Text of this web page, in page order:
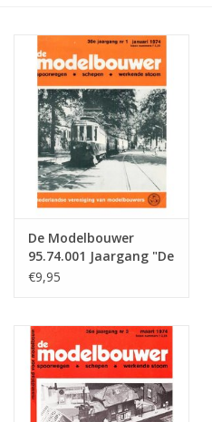
Tijdschriften
Nieuwe tekeningen
NIEUWE TIJDSCHRIFTEN
ABONNEMENT DE
MODELBOUWER
De Modelbouwer
95.74.001 Jaargang "De
Modelbouwer" Editie :
€9,95